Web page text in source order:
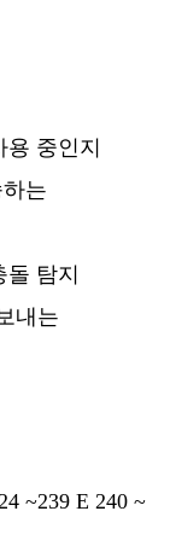
용 중인지
는
돌 탐지
내는
~239 E 240 ~